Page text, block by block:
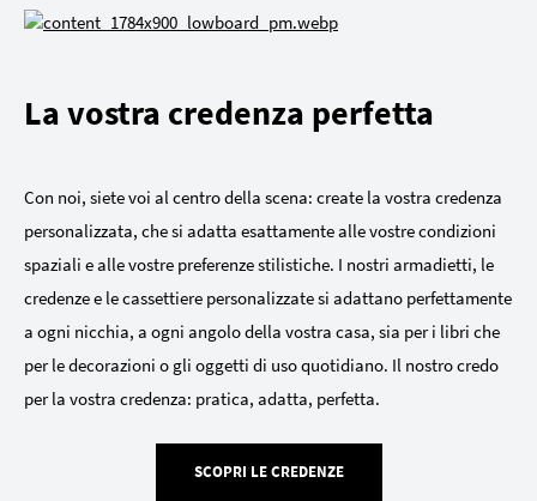
La vostra credenza perfetta
Con noi, siete voi al centro della scena: create la vostra credenza
personalizzata, che si adatta esattamente alle vostre condizioni
spaziali e alle vostre preferenze stilistiche. I nostri armadietti, le
credenze e le cassettiere personalizzate si adattano perfettamente
a ogni nicchia, a ogni angolo della vostra casa, sia per i libri che
per le decorazioni o gli oggetti di uso quotidiano. Il nostro credo
per la vostra credenza: pratica, adatta, perfetta.
SCOPRI LE CREDENZE